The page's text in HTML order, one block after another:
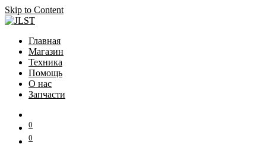
Skip to Content
Главная
Магазин
Техника
Помощь
О нас
Запчасти
0
0